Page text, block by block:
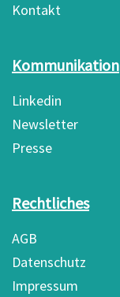
Kontakt
Kommunikation
Linkedin
Newsletter
Presse
Rechtliches
AGB
Datenschutz
Impressum